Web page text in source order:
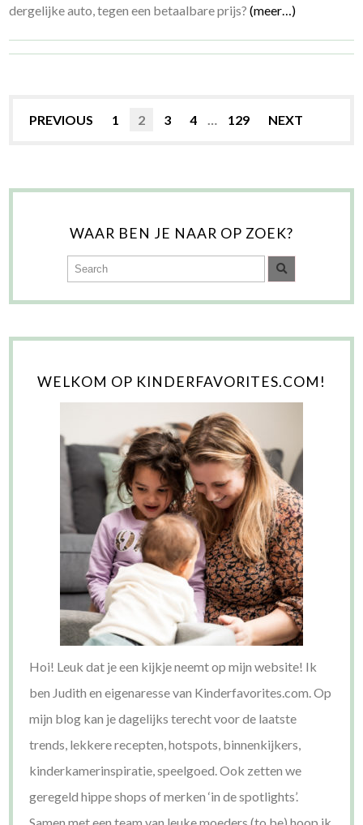
dergelijke auto, tegen een betaalbare prijs?(meer…)
PREVIOUS 1 2 3 4 129 NEXT
WAAR BEN JE NAAR OP ZOEK?
WELKOM OP KINDERFAVORITES.COM!
Hoi! Leuk dat je een kijkje neemt op mijn website! Ik
ben Judith en eigenaresse van Kinderfavorites.com. Op
mijn blog kan je dagelijks terecht voor de laatste
trends, lekkere recepten, hotspots, binnenkijkers,
kinderkamerinspiratie, speelgoed. Ook zetten we
geregeld hippe shops of merken ‘in de spotlights’.